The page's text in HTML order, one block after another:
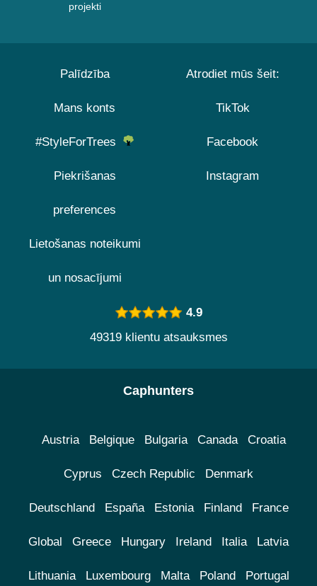
projekti
Palīdzība
Mans konts
#StyleForTrees
Piekrišanas
preferences
Lietošanas noteikumi
un nosacījumi
Atrodiet mūs šeit:
TikTok
Facebook
Instagram
4.9
49319 klientu atsauksmes
Caphunters
Austria Belgique Bulgaria Canada Croatia
Cyprus Czech Republic Denmark
Deutschland España Estonia Finland France
Global Greece Hungary Ireland Italia Latvia
Lithuania Luxembourg Malta Poland Portugal